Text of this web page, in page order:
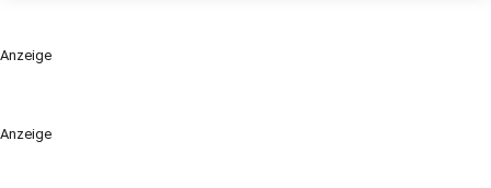
Anzeige
Anzeige